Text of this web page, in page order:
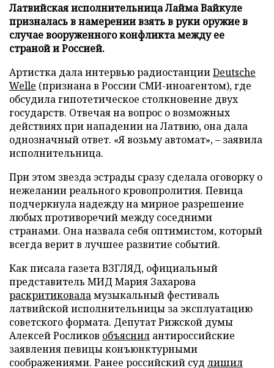
Латвийская исполнительница Лайма Вайкуле
призналась в намерении взять в руки оружие в
случае вооруженного конфликта между ее
страной и Россией.
Артистка дала интервью радиостанцииDeutsche
Welle (признана в России СМИ-иноагентом), где
обсудила гипотетическое столкновение двух
государств. Отвечая на вопрос о возможных
действиях при нападении на Латвию, она дала
однозначный ответ. «Я возьму автомат», – заявила
исполнительница.
При этом звезда эстрады сразу сделала оговорку о
нежелании реального кровопролития. Певица
подчеркнула надежду на мирное разрешение
любых противоречий между соседними
странами. Она назвала себя оптимистом, который
всегда верит в лучшее развитие событий.
Как писала газета ВЗГЛЯД, официальный
представитель МИД Мария Захарова
раскритиковаламузыкальный фестиваль
латвийской исполнительницы за эксплуатацию
советского формата. Депутат Рижской думы
Алексей Росликов объяснил антироссийские
заявления певицы конъюнктурными
соображениями. Ранее российский суд лишил